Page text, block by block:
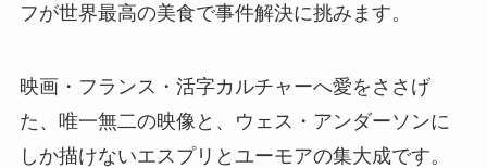
フが世界最高の美食で事件解決に挑みます。
映画・フランス・活字カルチャーへ愛をささげ
た、唯一無二の映像と、ウェス・アンダーソンに
しか描けないエスプリとユーモアの集大成です。